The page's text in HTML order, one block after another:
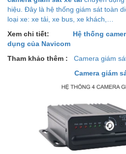
hiệu. Đây là hệ thống giám sát toàn
loại xe: xe tải, xe bus, xe khách,…
Xem chi tiết: Hệ thống
dụng của Navicom
Tham khảo thêm :
Camera giám
Camera giám